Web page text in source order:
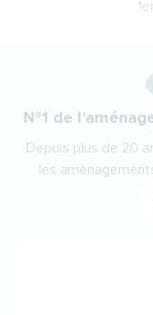
N°1 de
Depuis plus de 20
les